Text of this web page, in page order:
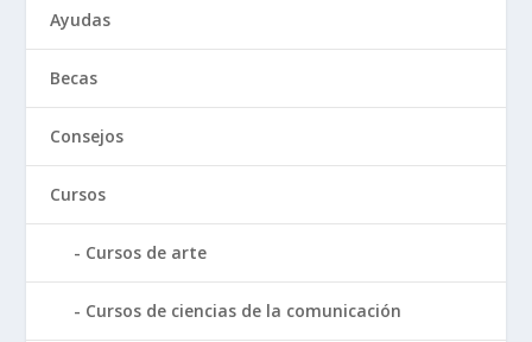
Ayudas
Becas
Consejos
Cursos
Cursos de arte
Cursos de ciencias de la comunicación